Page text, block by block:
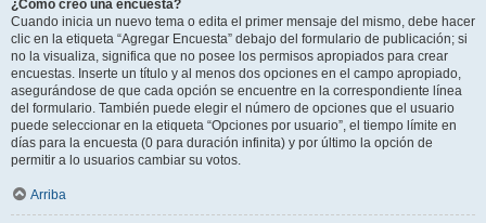
¿Cómo creo una encuesta?
Cuando inicia un nuevo tema o edita el primer mensaje del mismo, debe hacer
clic en la etiqueta “Agregar Encuesta” debajo del formulario de publicación; si
no la visualiza, significa que no posee los permisos apropiados para crear
encuestas. Inserte un título y al menos dos opciones en el campo apropiado,
asegurándose de que cada opción se encuentre en la correspondiente línea
del formulario. También puede elegir el número de opciones que el usuario
puede seleccionar en la etiqueta “Opciones por usuario”, el tiempo límite en
días para la encuesta (0 para duración infinita) y por último la opción de
permitir a lo usuarios cambiar su votos.
Arriba